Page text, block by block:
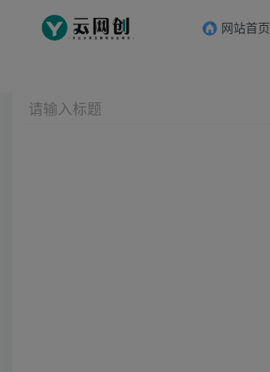
网站首页